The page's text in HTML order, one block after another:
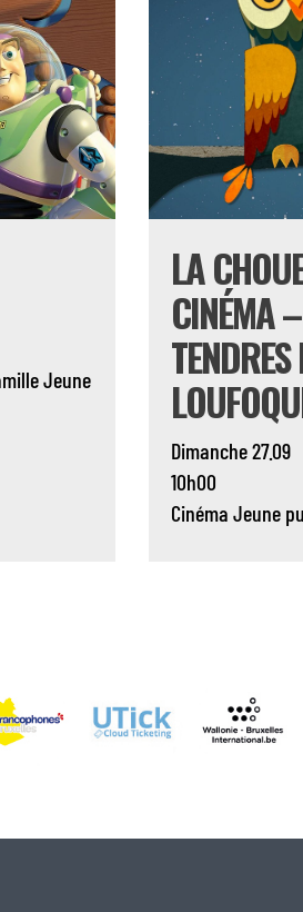
Jeune
LA
CINÉMA
TENDRES
Dimanche 27.09
10h00
Cinéma Jeune